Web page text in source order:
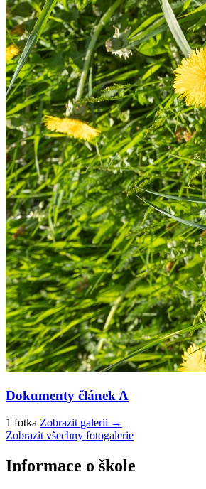
Dokumenty článek A
1 fotka Zobrazit galerii →
Zobrazit všechny fotogalerie
Informace o škole